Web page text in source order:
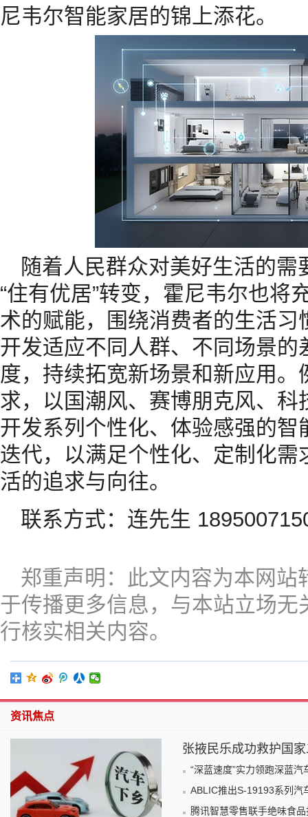
尼韦尔智能家居的锦上添花。
随着人民群众对美好生活的需
“住有优居”转变，霍尼韦尔也将
术的赋能，围绕消费者的生活
开发适应不同人群、不同场景
度，持续拓宽新场景和新应用。
求，以国潮风、赛博朋克风、
开发系列个性化、体验感强的
迭代，以满足个性化、定制化
活的追求与向往。
联系方式：连先生
郑重声明：此文内容为本网
于传播更多信息，与本站立场
行核实相关内容。
资讯焦点
张掖民乐成功救护国
“深蓝速度”实力领跑深蓝
ABLIC推出S-19193系列汽
腾讯智慧零售联手绝味食